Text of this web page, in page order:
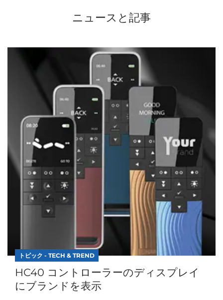
ニュースと記事
トピック - TECH & TREND
HC40 コントローラーのディスプレイ
にブランドを表示